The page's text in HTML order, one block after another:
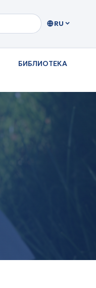
RU
БИБЛИОТЕКА